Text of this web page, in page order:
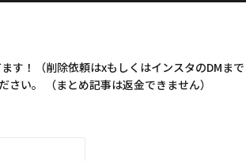
す！（削除依頼はxもしくはインスタのDMま
い。 （まとめ記事は返金できません）